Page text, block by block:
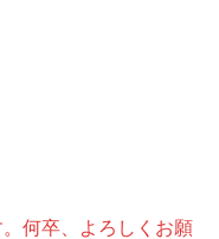
何卒、よろしくお願